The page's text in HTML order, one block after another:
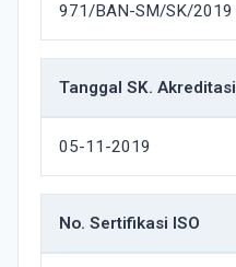
971/BAN-SM/SK/2019
Tanggal SK. Akreditasi
05-11-2019
No. Sertifikasi ISO